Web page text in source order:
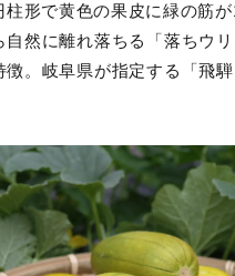
柱形で黄色の果皮に緑の筋
自然に離れ落ちる「落ちウ
徴。岐阜県が指定する「飛騨